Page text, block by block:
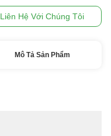
Liên Hệ Với Chúng Tôi
Mô Tả Sản Phẩm